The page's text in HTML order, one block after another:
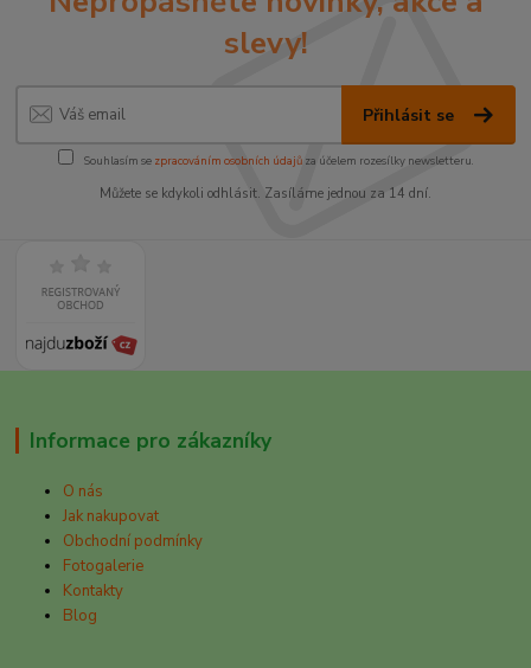
slevy!
Přihlásit se
Souhlasím se zpracováním osobních údajůza účelem rozesílky newsletteru.
Můžete se kdykoli odhlásit. Zasíláme jednou za 14 dní.
Informace pro zákazníky
O nás
Jak nakupovat
Obchodní podmínky
Fotogalerie
Kontakty
Blog